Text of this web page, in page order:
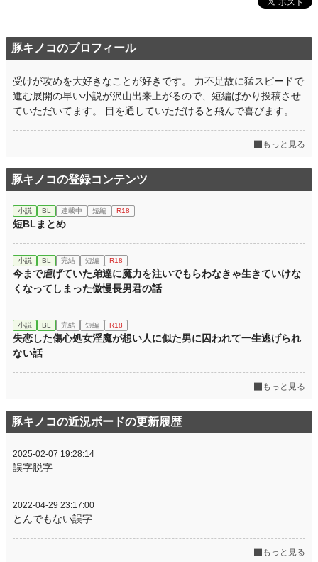
豚キノコのプロフィール
受けが攻めを大好きなことが好きです。 力不足故に猛スピードで
進む展開の早い小説が沢山出来上がるので、短編ばかり投稿させ
ていただいてます。 目を通していただけると飛んで喜びます。
もっと見る
豚キノコの登録コンテンツ
小説 BL 連載中 短編 R18
短BLまとめ
小説 BL 完結 短編 R18
今まで虐げていた弟達に魔力を注いでもらわなきゃ生きていけな
くなってしまった傲慢長男君の話
小説 BL 完結 短編 R18
失恋した傷心処女淫魔が想い人に似た男に囚われて一生逃げられ
ない話
もっと見る
豚キノコの近況ボードの更新履歴
2025-02-07 19:28:14
誤字脱字
2022-04-29 23:17:00
とんでもない誤字
もっと見る